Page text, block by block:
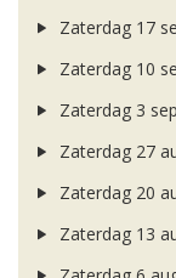
Zaterdag 17
Zaterdag 10
Zaterdag 3
Zaterdag 27
Zaterdag 20
Zaterdag 13